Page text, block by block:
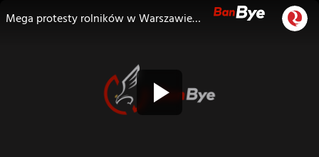
Mega protesty rolników w Warszawie! Tusk wywoła zamieszki?! CO DALEJ Z ROLNIKAMI I POLSKĄ? LIVE!